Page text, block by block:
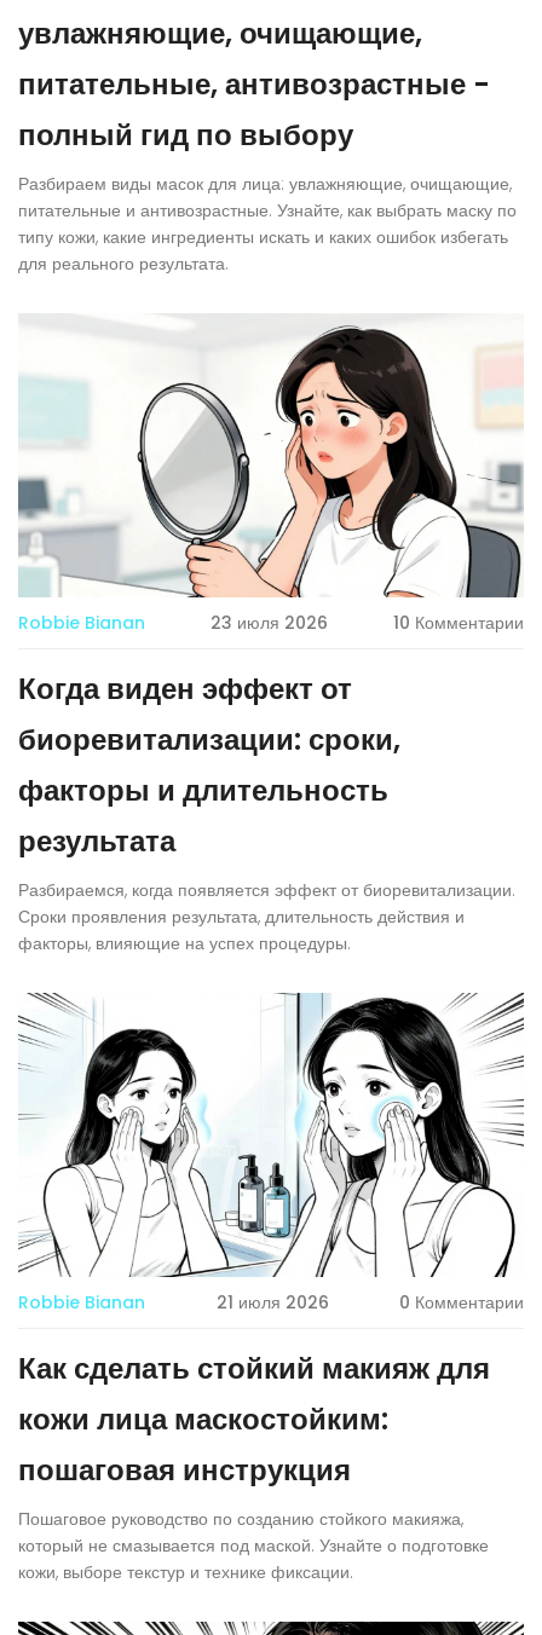
увлажняющие, очищающие,
питательные, антивозрастные -
полный гид по выбору
Разбираем виды масок для лица: увлажняющие, очищающие,
питательные и антивозрастные. Узнайте, как выбрать маску по
типу кожи, какие ингредиенты искать и каких ошибок избегать
для реального результата.
Robbie Bianan 23 июля 2026 10 Комментарии
Когда виден эффект от
биоревитализации: сроки,
факторы и длительность
результата
Разбираемся, когда появляется эффект от биоревитализации.
Сроки проявления результата, длительность действия и
факторы, влияющие на успех процедуры.
Robbie Bianan 21 июля 2026 0 Комментарии
Как сделать стойкий макияж для
кожи лица маскостойким:
пошаговая инструкция
Пошаговое руководство по созданию стойкого макияжа,
который не смазывается под маской. Узнайте о подготовке
кожи, выборе текстур и технике фиксации.